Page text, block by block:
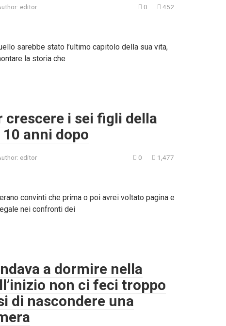
editor 0 452
sarebbe stato l’ultimo capitolo della sua vita,
la storia che
i sei figli della
anni dopo
editor 0 1,477
convinti che prima o poi avrei voltato pagina e
nei confronti dei
a dormire nella
non ci feci troppo
di nascondere una